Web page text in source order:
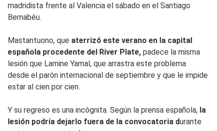
madridista frente al Valencia el sábado en el Santiago
Bernabéu.
Mastantuono, que aterrizó este verano en la capital
española procedente del River Plate, padece la misma
lesión que Lamine Yamal, que arrastra este problema
desde el parón internacional de septiembre y que le impide
estar al cien por cien.
Y su regreso es una incógnita. Según la prensa española, la
lesión podría dejarlo fuera de la convocatoria durante